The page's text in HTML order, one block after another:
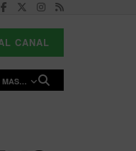
CANAL
MAS…